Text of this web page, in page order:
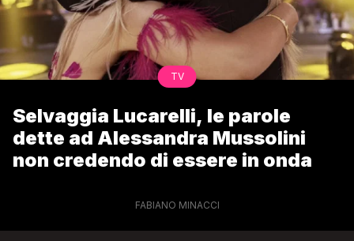
TV
Selvaggia Lucarelli, le parole
dette ad Alessandra Mussolini
non credendo di essere in onda
FABIANO MINACCI